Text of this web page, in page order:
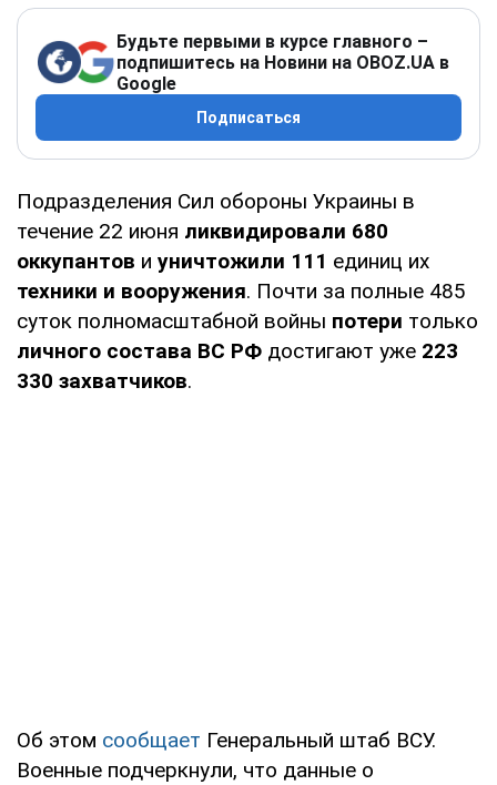
Будьте первыми в курсе главного –
подпишитесь на Новини на OBOZ.UA в
Google
Подписаться
Подразделения Сил обороны Украины в
течение 22 июня ликвидировали 680
оккупантов и уничтожили 111 единиц их
техники и вооружения. Почти за полные 485
суток полномасштабной войны потери только
личного состава ВС РФ достигают уже 223
330 захватчиков.
Об этом сообщает Генеральный штаб ВСУ.
Военные подчеркнули, что данные о